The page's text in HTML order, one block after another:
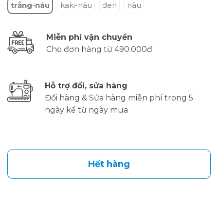
trắng-nâu kaki-nâu đen nâu
Miễn phí vận chuyển
Cho đơn hàng từ 490.000đ
Hỗ trợ đổi, sửa hàng
Đổi hàng & Sửa hàng miễn phí trong 5
ngày kể từ ngày mua
Hết hàng